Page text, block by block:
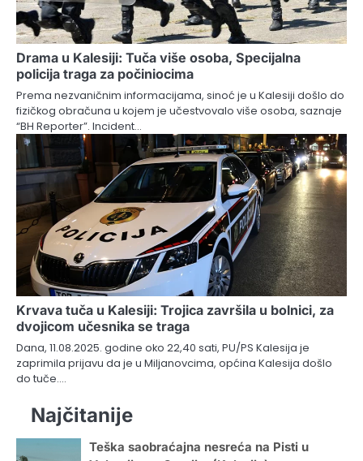
Drama u Kalesiji: Tuča više osoba, Specijalna
policija traga za počiniocima
Prema nezvaničnim informacijama, sinoć je u Kalesiji došlo do
fizičkog obračuna u kojem je učestvovalo više osoba, saznaje
“BH Reporter”. Incident…
Krvava tuča u Kalesiji: Trojica završila u bolnici, za
dvojicom učesnika se traga
Dana, 11.08.2025. godine oko 22,40 sati, PU/PS Kalesija je
zaprimila prijavu da je u Miljanovcima, općina Kalesija došlo
do tuče.…
Najčitanije
Teška saobraćajna nesreća na Pisti u